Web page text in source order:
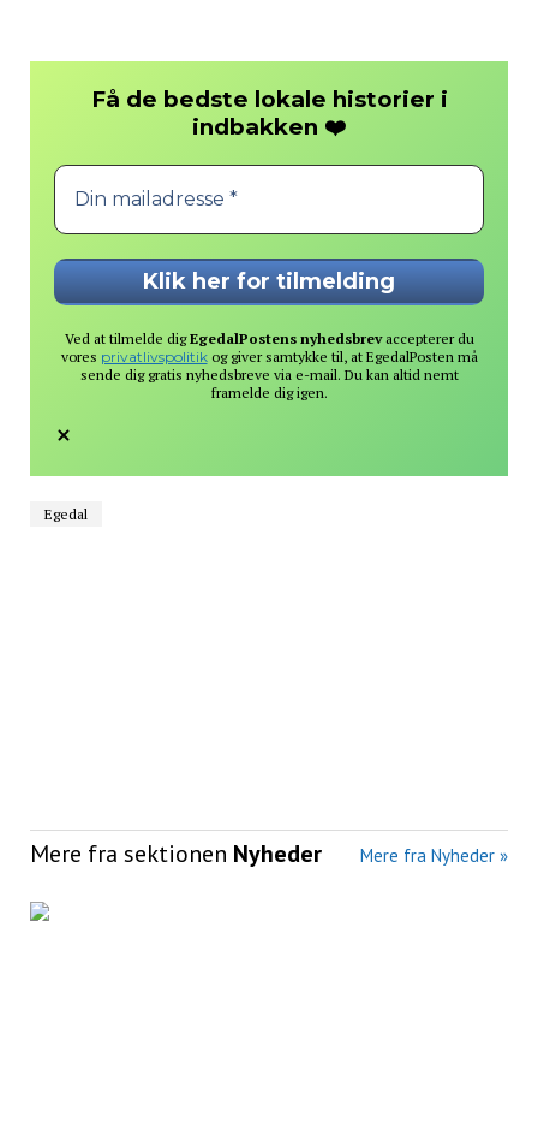
Få de bedste lokale historier i
indbakken ❤️
Ved at tilmelde digEgedalPostens nyhedsbrevaccepterer du
vores privatlivspolitikog giver samtykke til, at EgedalPosten må
sende dig gratis nyhedsbreve via e-mail. Du kan altid nemt
framelde dig igen.
Egedal
Mere fra sektionen Nyheder Mere fra Nyheder »